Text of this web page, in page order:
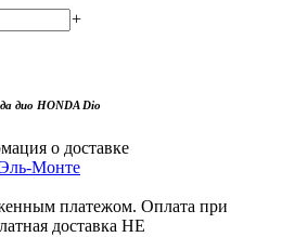
+
дио HONDA Dio
о доставке
Монте
платежом. Оплата при
доставка НЕ